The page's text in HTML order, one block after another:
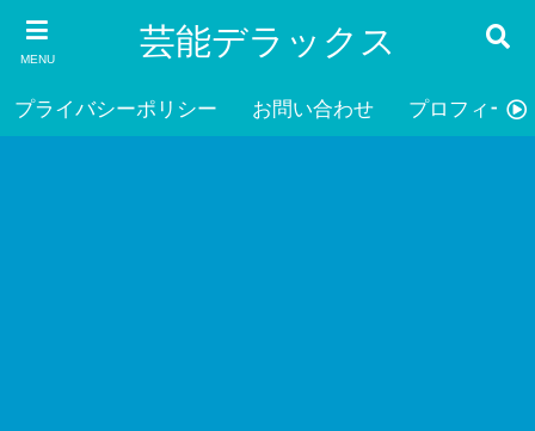
MENU 芸能デラックス
プライバシーポリシー お問い合わせ プロフィール